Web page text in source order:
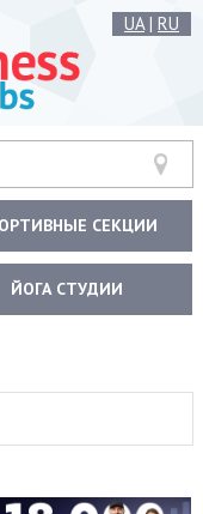
UA| RU
СЕКЦИИ
ЙОГА СТУДИИ